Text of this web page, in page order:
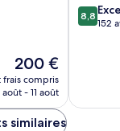
Le
nouveau
prix
de
200 €
frais compris
août - 11 août
8.8
sur
8,8
152
similaires